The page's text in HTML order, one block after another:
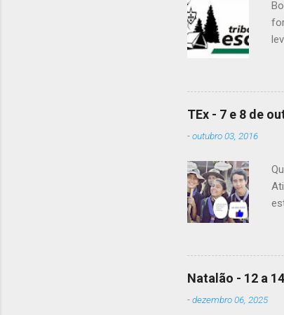
É
TEx - 7 e 8 de
-outubro 03, 2016
Natalão - 12 a
-dezembro 06, 2025